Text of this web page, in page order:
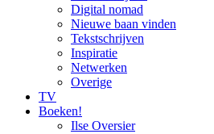
Digital nomad
Nieuwe baan vinden
Tekstschrijven
Inspiratie
Netwerken
Overige
TV
Boeken!
Ilse Oversier